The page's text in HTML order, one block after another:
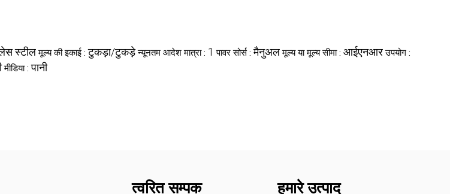
स्टील मूल्य की इकाई :टुकड़ा/टुकड़े न्यूनतम आदेश मात्रा : 1 पावर सोर्स :मैनुअल मूल्य या मूल्य सीमा : आईएनआर उपयोग :
मीडिया :पानी
त्वरित सम्पक हमारे उत्पाद